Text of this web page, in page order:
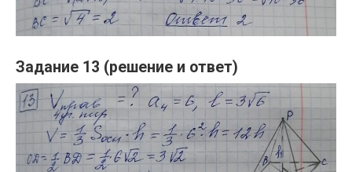
Задание 13 (решение и ответ)